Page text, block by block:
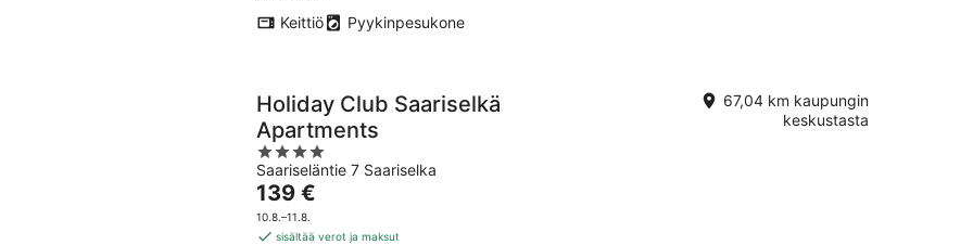
Keittiö
Pyykinpesukone
Holiday Club Saariselkä
Apartments
4
out
of
5
Saariseläntie 7 Saariselka
67,04 km kaupungin
keskustasta
Hinta
on
139 €
139 €
10.8.–11.8.
sisältää verot ja maksut